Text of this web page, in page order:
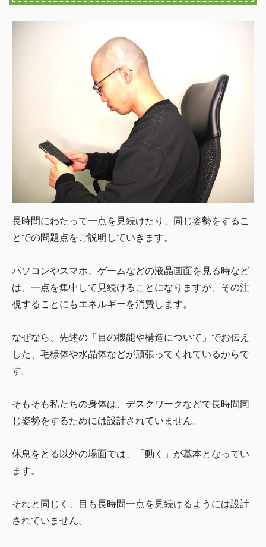
長時間にわたって一点を見続けたり、同じ姿勢をするこ
とでの問題点をご説明していきます。
パソコンやスマホ、ゲームなどの液晶画面を見る時など
は、一点を集中して見続けることになりますが、その注
視することにもエネルギーを消費します。
なぜなら、先述の「目の機能や構造について」でお伝え
した、毛様体や水晶体などが頑張ってくれているからで
す。
そもそも私たちの身体は、デスクワークなどで長時間同
じ姿勢をするためには設計されていません。
休息をとる以外の場面では、「動く」が基本となってい
ます。
それと同じく、目も長時間一点を見続けるようには設計
されていません。